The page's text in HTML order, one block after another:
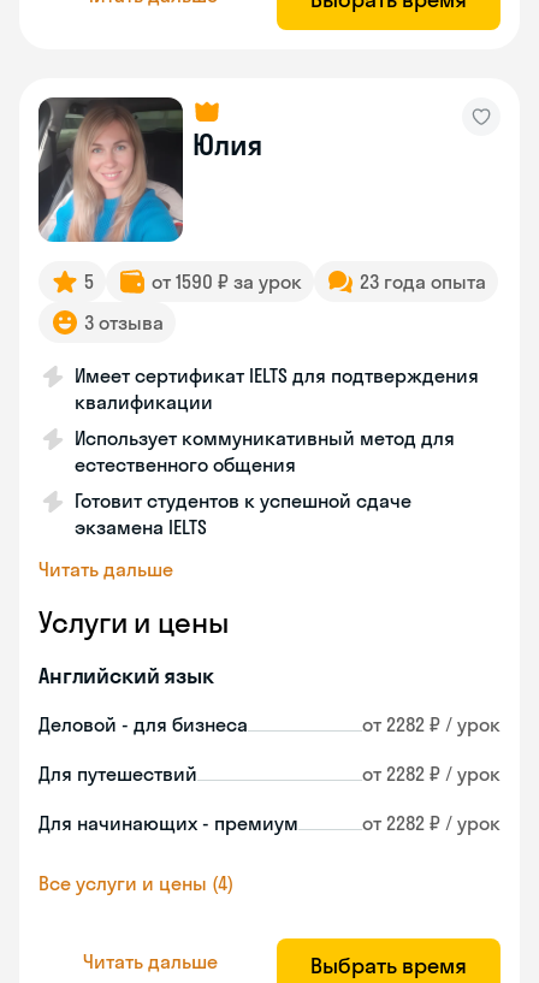
Юлия
5 от 1590 ₽ за урок
23 года опыта
3 отзыва
Имеет сертификат IELTS для подтверждения
квалификации
Использует коммуникативный метод для
естественного общения
Готовит студентов к успешной сдаче
экзамена IELTS
Читать дальше
Услуги и цены
Английский язык
Деловой - для бизнеса от 2282 ₽ / урок
Для путешествий от 2282 ₽ / урок
Для начинающих - премиум от 2282 ₽ / урок
Все услуги и цены (4)
Читать дальше Выбрать время